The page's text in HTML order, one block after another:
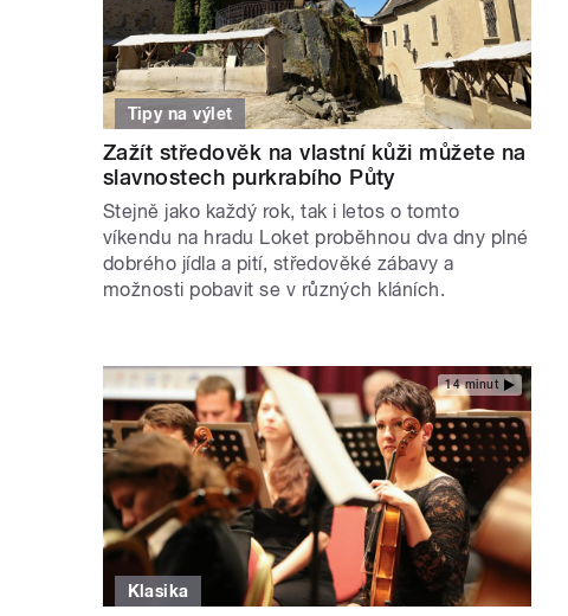
Tipy na výlet
Zažít středověk na vlastní kůži můžete na
slavnostech purkrabího Půty
Stejně jako každý rok, tak i letos o tomto
víkendu na hradu Loket proběhnou dva dny plné
dobrého jídla a pití, středověké zábavy a
možnosti pobavit se v různých kláních.
14 minut
Klasika